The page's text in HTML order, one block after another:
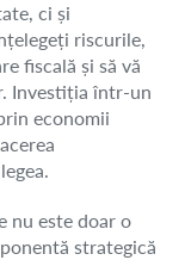
ci și
riscurile,
fiscală și să vă
Investiția într-un
economii
nu este doar o
strategică